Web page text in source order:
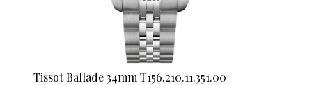
Tissot Ballade 34mm T156.210.11.351.00